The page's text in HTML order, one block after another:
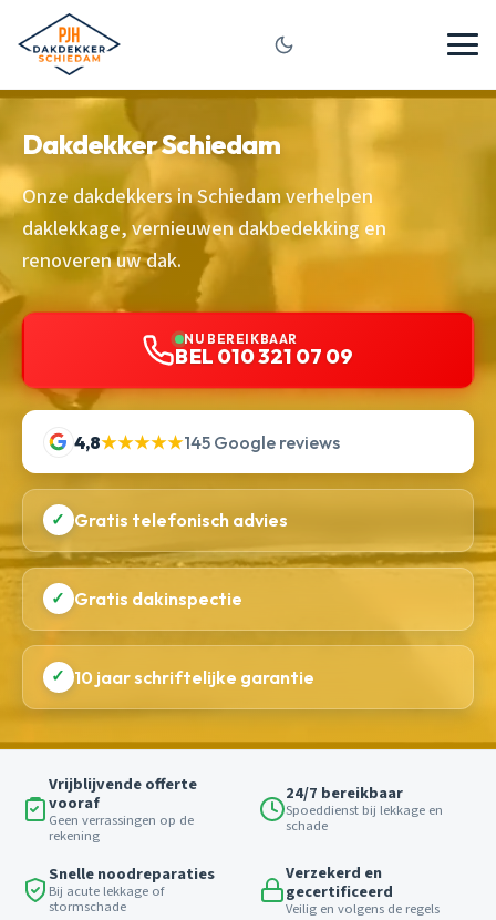
Dakdekker Schiedam
Onze dakdekkers in Schiedam verhelpen
daklekkage, vernieuwen dakbedekking en
renoveren uw dak.
NU BEREIKBAAR
BEL 010 321 07 09
4,8★★★★★145 Google reviews
✓ Gratis telefonisch advies
✓ Gratis dakinspectie
✓ 10 jaar schriftelijke garantie
Vrijblijvende offerte
vooraf
Geen verrassingen op de
rekening
24/7 bereikbaar
Spoeddienst bij lekkage en
schade
Snelle noodreparaties
Bij acute lekkage of
stormschade
Verzekerd en
gecertificeerd
Veilig en volgens de regels